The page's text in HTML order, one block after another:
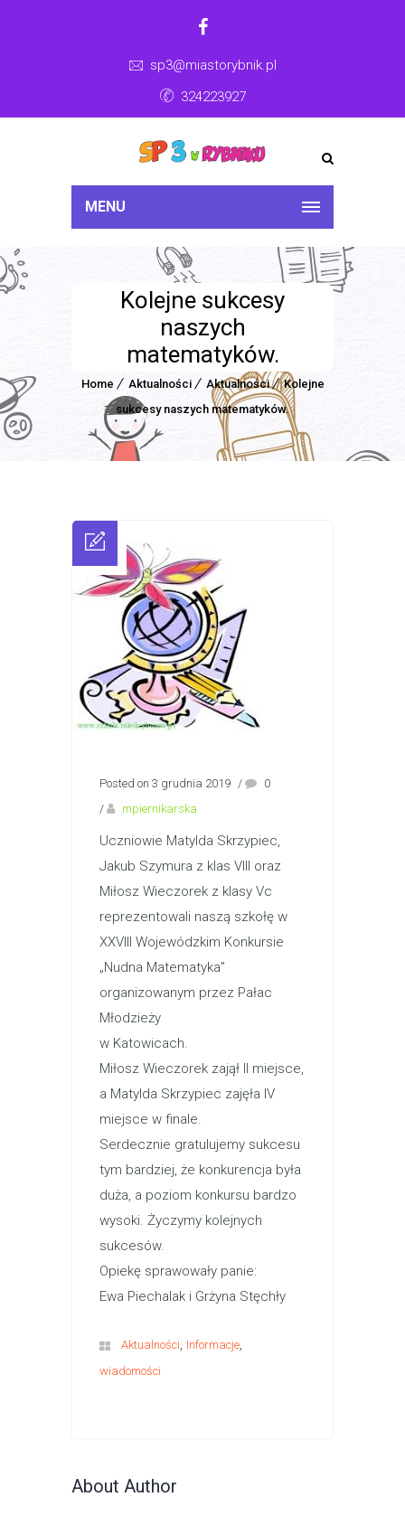
sp3@miastorybnik.pl
324223927
MENU
Kolejne sukcesy
naszych
matematyków.
Home Aktualności Aktualności
Kolejne
sukcesy naszych matematyków.
Posted on 3 grudnia 2019 /
0
/
mpiernikarska
Uczniowie Matylda Skrzypiec,
Jakub Szymura z klas VIII oraz
Miłosz Wieczorek z klasy Vc
reprezentowali naszą szkołę w
XXVIII Wojewódzkim Konkursie
„Nudna Matematyka”
organizowanym przez Pałac
Młodzieży
w Katowicach.
Miłosz Wieczorek zajął II miejsce,
a Matylda Skrzypiec zajęła IV
miejsce w finale.
Serdecznie gratulujemy sukcesu
tym bardziej, że konkurencja była
duża, a poziom konkursu bardzo
wysoki. Życzymy kolejnych
sukcesów.
Opiekę sprawowały panie:
Ewa Piechalak i Grżyna Stęchły
Aktualności, Informacje,
wiadomości
About Author